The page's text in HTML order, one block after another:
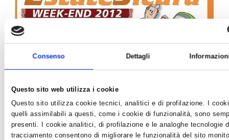
Consenso Dettagli
Questo sito web utilizza i cookie
Questo sito utilizza cookie tecnici, analitici e di profilazione. I
quelli assimilabili a questi, come i cookie di funzionalità, sono
presenti. I cookie analitici, di profilazione e le analoghe tecnologie
tracciamento consentono di migliorare le funzionalità del sito
SI CONCLUDE QUESTO W-E IL SERVIZIO DI
SICURA 2012'
News /
Varie
domenica 26 ago 2012